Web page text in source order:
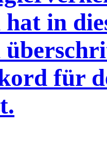
hat in
für